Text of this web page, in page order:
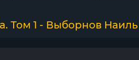
Том 1 - Выборнов Наиль